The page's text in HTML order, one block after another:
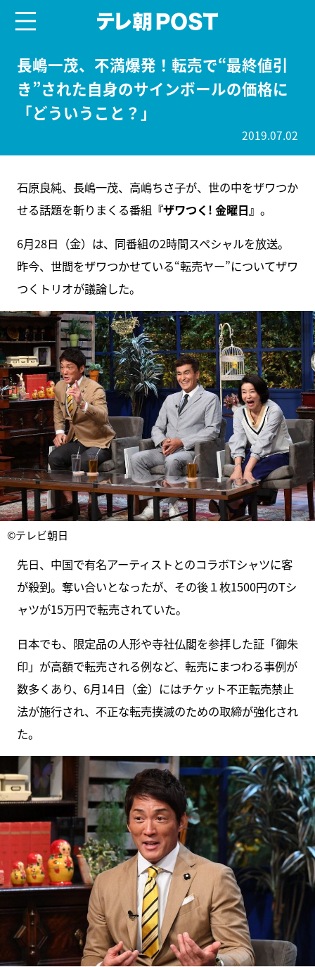
長嶋一茂、不満爆発！転売で“最終値引
き”された自身のサインボールの価格に
「どういうこと？」
2019.07.02
石原良純、長嶋一茂、高嶋ちさ子が、世の中をザワつか
せる話題を斬りまくる番組 『ザワつく! 金曜日』 。
6月28日（金）は、同番組の2時間スペシャルを放送。
昨今、世間をザワつかせている“転売ヤー”についてザワ
つくトリオが議論した。
©テレビ朝日
先日、中国で有名アーティストとのコラボTシャツに客
が殺到。奪い合いとなったが、その後１枚1500円のTシ
ャツが15万円で転売されていた。
日本でも、限定品の人形や寺社仏閣を参拝した証「御朱
印」が高額で転売される例など、転売にまつわる事例が
数多くあり、6月14日（金）にはチケット不正転売禁止
法が施行され、不正な転売撲滅のための取締が強化され
た。